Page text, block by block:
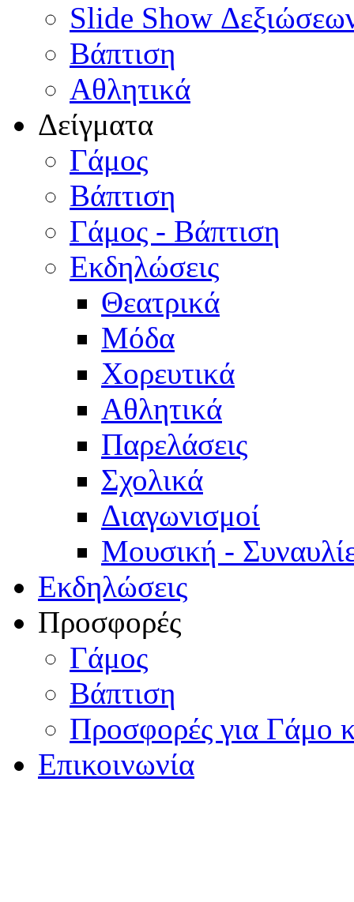
Slide Show
Βάπτιση
Αθλητικά
Δείγματα
Γάμος
Βάπτιση
Γάμος - Βάπτιση
Εκδηλώσεις
Θεατρικά
Μόδα
Χορευτικά
Αθλητικά
Παρελάσεις
Σχολικά
Διαγωνισμοί
Μουσική -
Εκδηλώσεις
Προσφορές
Γάμος
Βάπτιση
Προσφορές για Γάμο
Επικοινωνία